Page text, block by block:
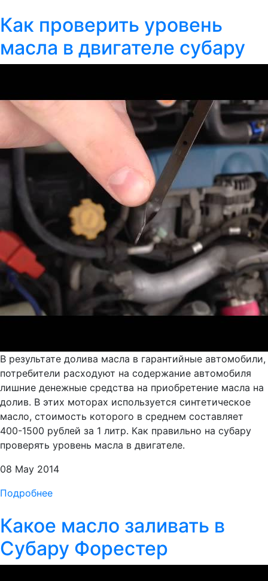
Как проверить уровень
масла в двигателе субару
В результате долива масла в гарантийные автомобили,
потребители расходуют на содержание автомобиля
лишние денежные средства на приобретение масла на
долив. В этих моторах используется синтетическое
масло, стоимость которого в среднем составляет
400-1500 рублей за 1 литр. Как правильно на субару
проверять уровень масла в двигателе.
08 May 2014
Подробнее
Какое масло заливать в
Субару Форестер